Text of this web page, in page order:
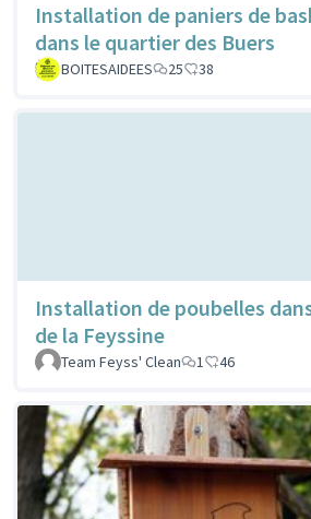
Installation de paniers de
dans le quartier des Buers
BOITESAIDEES 25 38
Installation de poubelles
de la Feyssine
Team Feyss' Clean 1 46